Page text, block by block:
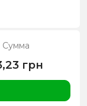
Сумма
грн